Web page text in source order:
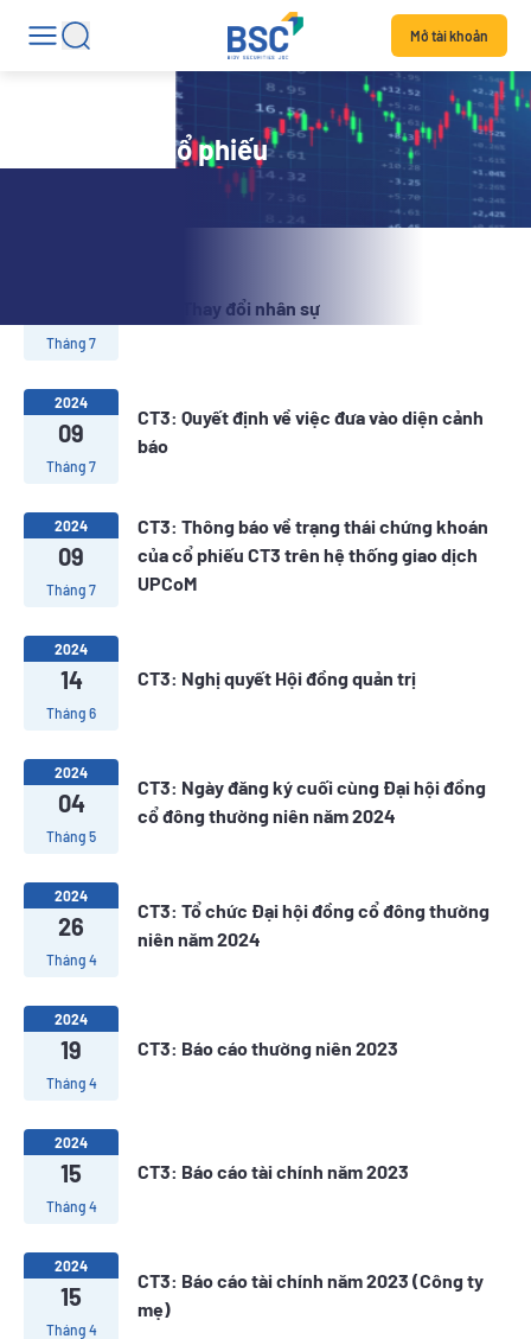
Mở tài khoản
Tin tức mã cổ phiếu
Tháng 7
CT3: Thay đổi nhân sự
2024
09
Tháng 7
CT3: Quyết định về việc đưa vào diện cảnh
báo
2024
09
Tháng 7
CT3: Thông báo về trạng thái chứng khoán
của cổ phiếu CT3 trên hệ thống giao dịch
UPCoM
2024
14
Tháng 6
CT3: Nghị quyết Hội đồng quản trị
2024
04
Tháng 5
CT3: Ngày đăng ký cuối cùng Đại hội đồng
cổ đông thường niên năm 2024
2024
26
Tháng 4
CT3: Tổ chức Đại hội đồng cổ đông thường
niên năm 2024
2024
19
Tháng 4
CT3: Báo cáo thường niên 2023
2024
15
Tháng 4
CT3: Báo cáo tài chính năm 2023
2024
15
Tháng 4
CT3: Báo cáo tài chính năm 2023 (Công ty
mẹ)